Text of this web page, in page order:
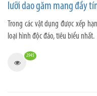
lưỡi dao găm mang đầy
Trong các vật dụng được xếp
loại hình độc đáo, tiêu biểu nhất.
2945